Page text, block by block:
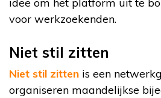
voor werkzoekenden.
Niet stil zitten
Niet stil zitten is een
organiseren maandelijkse